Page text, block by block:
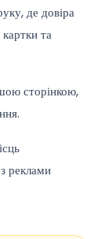
де довіра
та
сторінкою,
реклами